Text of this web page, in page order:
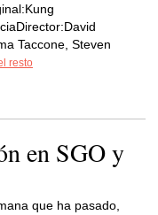
Taccone, Steven
resto
en SGO y
que ha pasado,